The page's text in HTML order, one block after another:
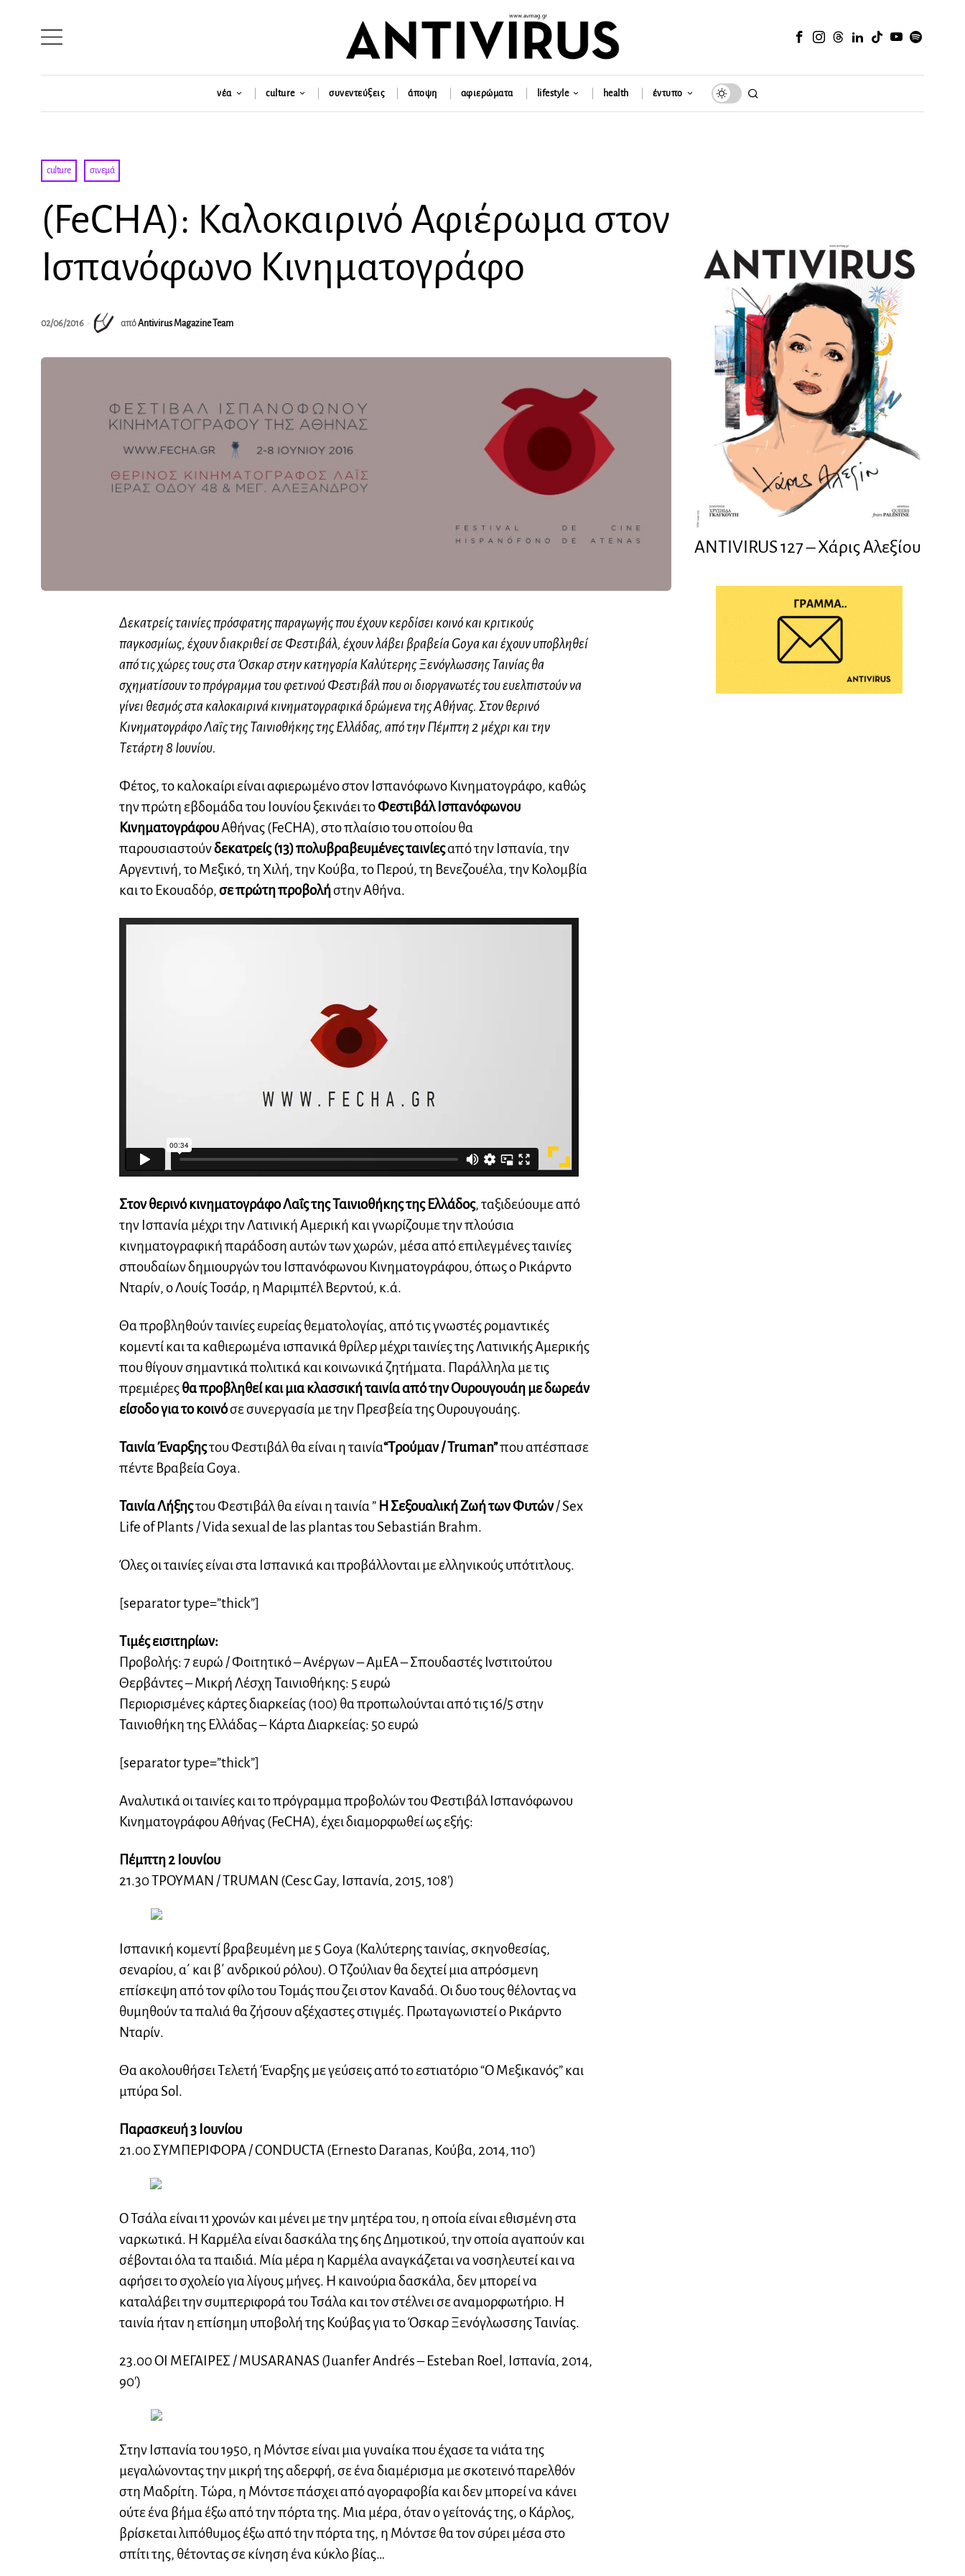
νέα culture συνεντεύξεις άποψη αφιερώματα lifestyle health έντυπο
culture · σινεμά
(FeCHA): Καλοκαιρινό Αφιέρωμα στον
Ισπανόφωνο Κινηματογράφο
02/06/2016 απόAntivirus Magazine Team
Δεκατρείς ταινίες πρόσφατης παραγωγής που έχουν κερδίσει κοινό και κριτικούς
παγκοσμίως, έχουν διακριθεί σε Φεστιβάλ, έχουν λάβει βραβεία Goya και έχουν υποβληθεί
από τις χώρες τους στα Όσκαρ στην κατηγορία Καλύτερης Ξενόγλωσσης Ταινίας θα
σχηματίσουν το πρόγραμμα του φετινού Φεστιβάλ που οι διοργανωτές του ευελπιστούν να
γίνει θεσμός στα καλοκαιρινά κινηματογραφικά δρώμενα της Αθήνας. Στον θερινό
Κινηματογράφο Λαΐς της Ταινιοθήκης της Ελλάδας, από την Πέμπτη 2 μέχρι και την
Τετάρτη 8 Ιουνίου.
Φέτος, το καλοκαίρι είναι αφιερωμένο στον Ισπανόφωνο Κινηματογράφο, καθώς
την πρώτη εβδομάδα του Ιουνίου ξεκινάει τοΦεστιβάλ Ισπανόφωνου
ΚινηματογράφουΑθήνας (FeCHA), στο πλαίσιο του οποίου θα
παρουσιαστούνδεκατρείς (13) πολυβραβευμένες ταινίεςαπό την Ισπανία, την
Αργεντινή, το Μεξικό, τη Χιλή, την Κούβα, το Περού, τη Βενεζουέλα, την Κολομβία
και το Εκουαδόρ,σε πρώτη προβολήστην Αθήνα.
Στον θερινό κινηματογράφο Λαΐς της Ταινιοθήκης της Ελλάδος, ταξιδεύουμε από
την Ισπανία μέχρι την Λατινική Αμερική και γνωρίζουμε την πλούσια
κινηματογραφική παράδοση αυτών των χωρών, μέσα από επιλεγμένες ταινίες
σπουδαίων δημιουργών του Ισπανόφωνου Κινηματογράφου, όπως ο Ρικάρντο
Νταρίν, ο Λουίς Τοσάρ, η Μαριμπέλ Βερντού, κ.ά.
Θα προβληθούν ταινίες ευρείας θεματολογίας, από τις γνωστές ρομαντικές
κομεντί και τα καθιερωμένα ισπανικά θρίλερ μέχρι ταινίες της Λατινικής Αμερικής
που θίγουν σημαντικά πολιτικά και κοινωνικά ζητήματα. Παράλληλα με τις
πρεμιέρεςθα προβληθεί και μια κλασσική ταινία από την Ουρουγουάη με δωρεάν
είσοδο για το κοινόσε συνεργασία με την Πρεσβεία της Ουρουγουάης.
Ταινία Έναρξηςτου Φεστιβάλ θα είναι η ταινία“Τρούμαν / Truman”που απέσπασε
πέντε Βραβεία Goya.
Ταινία Λήξηςτου Φεστιβάλ θα είναι η ταινία ” Η Σεξουαλική Ζωή των Φυτών/ Sex
Life of Plants / Vida sexual de las plantas του Sebastián Brahm.
Όλες οι ταινίες είναι στα Ισπανικά και προβάλλονται με ελληνικούς υπότιτλους.
[separator type=”thick”]
Τιμές εισιτηρίων:
Προβολής: 7 ευρώ / Φοιτητικό – Ανέργων – ΑμΕΑ – Σπουδαστές Ινστιτούτου
Θερβάντες – Μικρή Λέσχη Ταινιοθήκης: 5 ευρώ
Περιορισμένες κάρτες διαρκείας (100) θα προπωλούνται από τις 16/5 στην
Ταινιοθήκη της Ελλάδας – Κάρτα Διαρκείας: 50 ευρώ
[separator type=”thick”]
Αναλυτικά οι ταινίες και το πρόγραμμα προβολών του Φεστιβάλ Ισπανόφωνου
Κινηματογράφου Αθήνας (FeCHA), έχει διαμορφωθεί ως εξής:
Πέμπτη 2 Ιουνίου
21.30 ΤΡΟΥΜΑΝ / TRUMAN (Cesc Gay, Ισπανία, 2015, 108′)
Ισπανική κομεντί βραβευμένη με 5 Goya (Καλύτερης ταινίας, σκηνοθεσίας,
σεναρίου, α΄ και β΄ ανδρικού ρόλου). O Τζούλιαν θα δεχτεί μια απρόσμενη
επίσκεψη από τον φίλο του Τομάς που ζει στον Καναδά. Οι δυο τους θέλοντας να
θυμηθούν τα παλιά θα ζήσουν αξέχαστες στιγμές. Πρωταγωνιστεί ο Ρικάρντο
Νταρίν.
Θα ακολουθήσει Τελετή Έναρξης με γεύσεις από το εστιατόριο “Ο Μεξικανός” και
μπύρα Sol.
Παρασκευή 3 Ιουνίου
21.00 ΣΥΜΠΕΡΙΦΟΡΑ / CONDUCTA (Ernesto Daranas, Κούβα, 2014, 110′)
Ο Τσάλα είναι 11 χρονών και μένει με την μητέρα του, η οποία είναι εθισμένη στα
ναρκωτικά. Η Καρμέλα είναι δασκάλα της 6ης Δημοτικού, την οποία αγαπούν και
σέβονται όλα τα παιδιά. Μία μέρα η Καρμέλα αναγκάζεται να νοσηλευτεί και να
αφήσει το σχολείο για λίγους μήνες. Η καινούρια δασκάλα, δεν μπορεί να
καταλάβει την συμπεριφορά του Τσάλα και τον στέλνει σε αναμορφωτήριο. Η
ταινία ήταν η επίσημη υποβολή της Κούβας για το Όσκαρ Ξενόγλωσσης Ταινίας.
23.00 ΟΙ ΜΕΓΑΙΡΕΣ / MUSARANAS (Juanfer Andrés – Esteban Roel, Ισπανία, 2014,
90′)
Στην Ισπανία του 1950, η Μόντσε είναι μια γυναίκα που έχασε τα νιάτα της
μεγαλώνοντας την μικρή της αδερφή, σε ένα διαμέρισμα με σκοτεινό παρελθόν
στη Μαδρίτη. Τώρα, η Μόντσε πάσχει από αγοραφοβία και δεν μπορεί να κάνει
ούτε ένα βήμα έξω από την πόρτα της. Μια μέρα, όταν ο γείτονάς της, ο Κάρλος,
βρίσκεται λιπόθυμος έξω από την πόρτα της, η Μόντσε θα τον σύρει μέσα στο
σπίτι της, θέτοντας σε κίνηση ένα κύκλο βίας…
ANTIVIRUS 127 – Xάρις Αλεξίου